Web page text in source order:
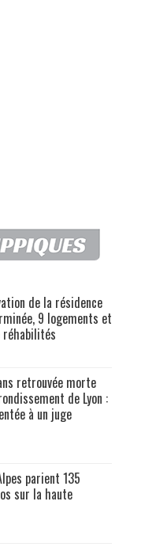
de la résidence
9 logements et
réhabilités
retrouvée morte
de Lyon :
à un juge
parient 135
sur la haute